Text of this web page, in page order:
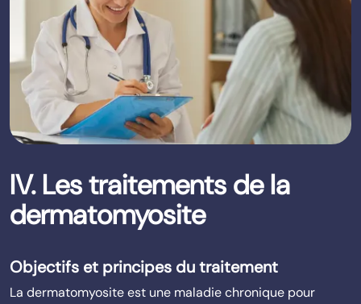
IV. Les traitements de la
dermatomyosite
Objectifs et principes du traitement
La dermatomyosite est une maladie chronique pour